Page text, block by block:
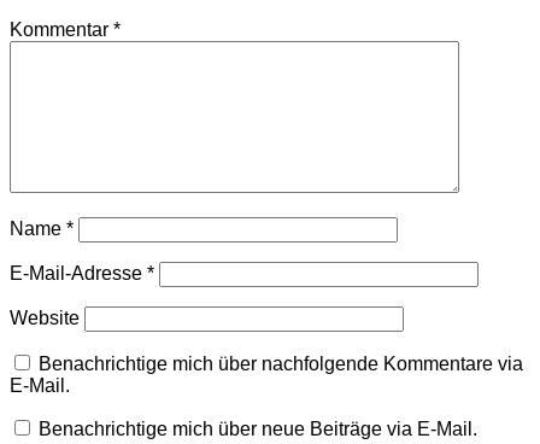
Kommentar *
Name *
E-Mail-Adresse *
Website
Benachrichtige mich über nachfolgende Kommentare via
E-Mail.
Benachrichtige mich über neue Beiträge via E-Mail.